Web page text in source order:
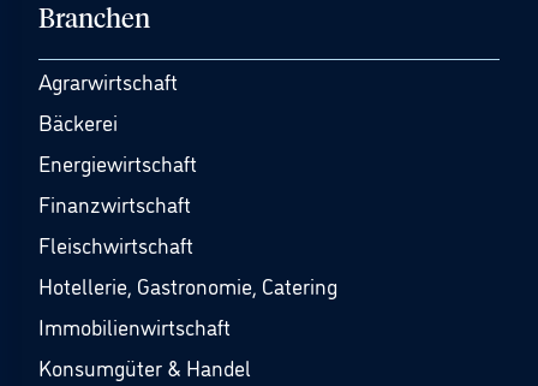
Branchen
Agrarwirtschaft
Bäckerei
Energiewirtschaft
Finanzwirtschaft
Fleischwirtschaft
Hotellerie, Gastronomie, Catering
Immobilienwirtschaft
Konsumgüter & Handel